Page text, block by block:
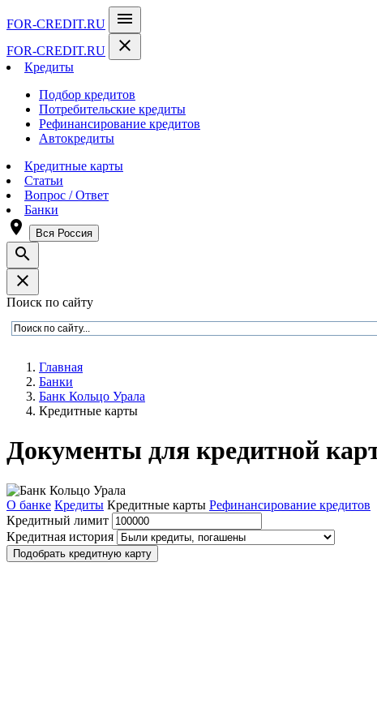
FOR-CREDIT.RU menu
FOR-CREDIT.RU close
Кредиты
Подбор кредитов
Потребительские кредиты
Рефинансирование кредитов
Автокредиты
Кредитные карты
Статьи
Вопрос / Ответ
Банки
room Вся Россия
search
close
Поиск по сайту
Главная
Банки
Банк Кольцо Урала
Кредитные карты
Документы для кредитной
О банке Кредиты Кредитные карты Рефинансирование кредитов
Кредитный лимит
Кредитная история
Подобрать кредитную карту